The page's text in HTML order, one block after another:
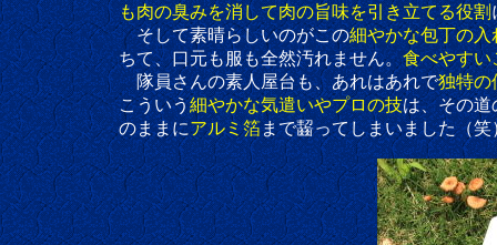
も肉の臭みを消して肉の旨味を引き立てる役割
そして素晴らしいのがこの細やかな包丁の入
ちて、口元も服も全然汚れません。食べやすい
隊員さんの素人屋台も、あれはあれで独特の
こういう細やかな気遣いやプロの技は、その道
のままにアルミ箔まで齧ってしまいました（笑